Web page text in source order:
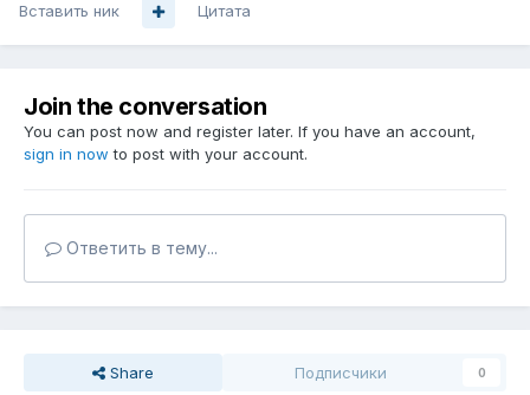
Вставить ник Цитата
Join the conversation
You can post now and register later. If you have an account,
sign in now to post with your account.
Ответить в тему...
Share Подписчики 0